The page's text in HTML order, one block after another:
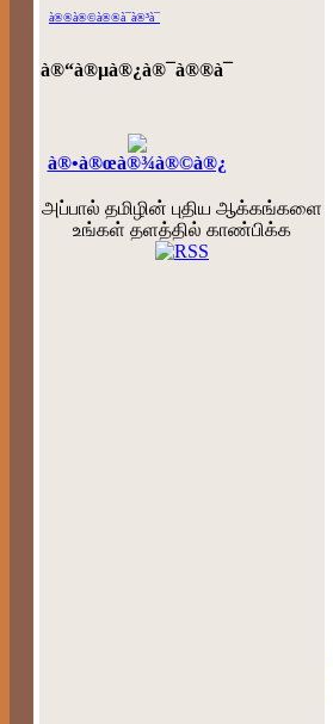
à®®à®©à®®à¯à®³à¯
à®“à®µà®¿à®¯à®®à¯
à®•à®œà®¾à®©à®¿
அப்பால் தமிழின் புதிய ஆக்கங்களை
உங்கள் தளத்தில் காண்பிக்க